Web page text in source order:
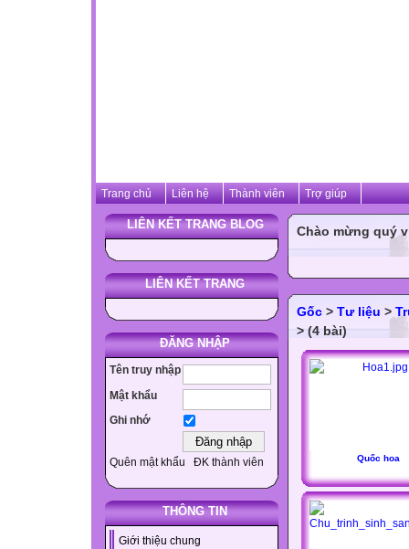
Trang chủ Liên hệ Thành viên Trợ giúp
LIÊN KẾT TRANG BLOG
LIÊN KẾT TRANG
ĐĂNG NHẬP
Tên truy nhập
Mật khẩu
Ghi nhớ
Quên mật khẩu ĐK thành viên
THÔNG TIN
Giới thiệu chung
Chào mừng quý
Gốc > Tư liệu >
> (4 bài)
Quốc hoa